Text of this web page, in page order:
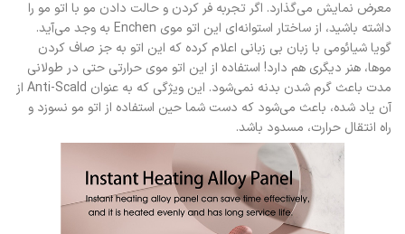
معرض نمایش می‌گذارد. اگر تجربه فر کردن و حالت دادن مو با اتو مو را
داشته باشید، از ساختار استوانه‌ای این اتو موی Enchen به وجد می‌آید.
گویا شیائومی با زبان بی زبانی اعلام کرده که این اتو به جز صاف کردن
موها، هنر دیگری هم دارد! استفاده از این اتو موی حرارتی حتی در طولانی
مدت باعث گرم شدن بدنه نمی‌شود. این ویژگی که به عنوان Anti-Scald از
آن یاد شده، باعث می‌شود که دست شما حین استفاده از اتو مو نسوزد و
راه انتقال حرارت، مسدود باشد.